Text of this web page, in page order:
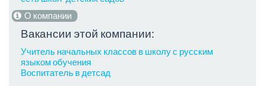
О компании
Вакансии этой компании:
Учитель начальных классов в школу с русским
языком обучения
Воспитатель в детсад